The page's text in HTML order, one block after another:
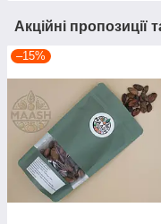
Акційні пропозиції
–15%